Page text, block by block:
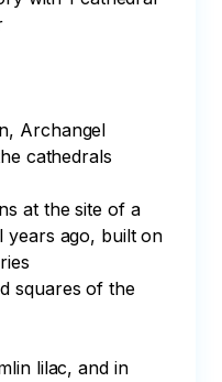
Archangel
cathedrals
at the site of a
years ago, built on
squares of the
lilac, and in